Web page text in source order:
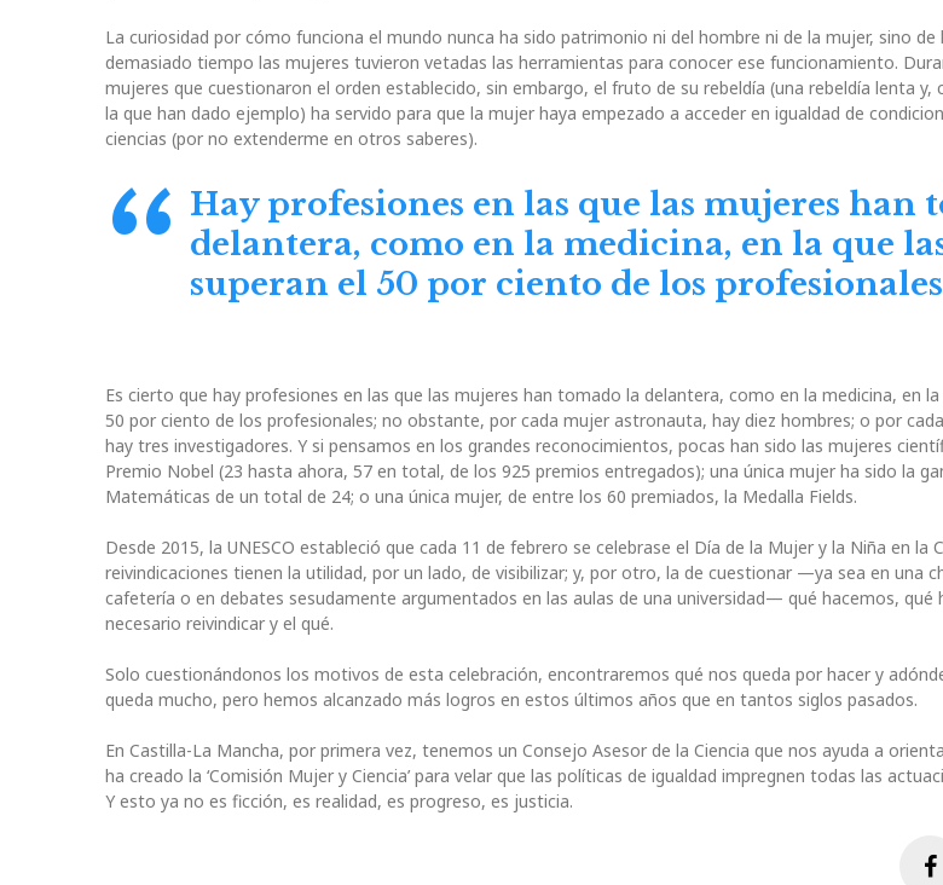
La curiosidad por cómo funciona el mundo nunca ha sido patrimonio ni del hombre ni de la mujer, sino de
demasiado tiempo las mujeres tuvieron vetadas las herramientas para conocer ese funcionamiento.
mujeres que cuestionaron el orden establecido, sin embargo, el fruto de su rebeldía (una rebeldía lenta y,
la que han dado ejemplo) ha servido para que la mujer haya empezado a acceder en igualdad de
ciencias (por no extenderme en otros saberes).
Hay profesiones en las que las mujeres han
delantera, como en la medicina, en la que
superan el 50 por ciento de los
Es cierto que hay profesiones en las que las mujeres han tomado la delantera, como en la medicina, en
50 por ciento de los profesionales; no obstante, por cada mujer astronauta, hay diez hombres; o por
hay tres investigadores. Y si pensamos en los grandes reconocimientos, pocas han sido las mujeres
Premio Nobel (23 hasta ahora, 57 en total, de los 925 premios entregados); una única mujer ha sido la
Matemáticas de un total de 24; o una única mujer, de entre los 60 premiados, la Medalla Fields.
Desde 2015, la UNESCO estableció que cada 11 de febrero se celebrase el Día de la Mujer y la Niña en la
reivindicaciones tienen la utilidad, por un lado, de visibilizar; y, por otro, la de cuestionar —ya sea en una
cafetería o en debates sesudamente argumentados en las aulas de una universidad— qué hacemos, qué
necesario reivindicar y el qué.
Solo cuestionándonos los motivos de esta celebración, encontraremos qué nos queda por hacer y
queda mucho, pero hemos alcanzado más logros en estos últimos años que en tantos siglos pasados.
En Castilla-La Mancha, por primera vez, tenemos un Consejo Asesor de la Ciencia que nos ayuda a
ha creado la ‘Comisión Mujer y Ciencia’ para velar que las políticas de igualdad impregnen todas las
Y esto ya no es ficción, es realidad, es progreso, es justicia.